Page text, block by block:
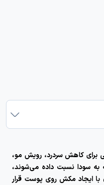
کاهش سردرد، رویش مو،
به سودا نسبت داده می‌شوند،
ایجاد مکش روی پوست قرار